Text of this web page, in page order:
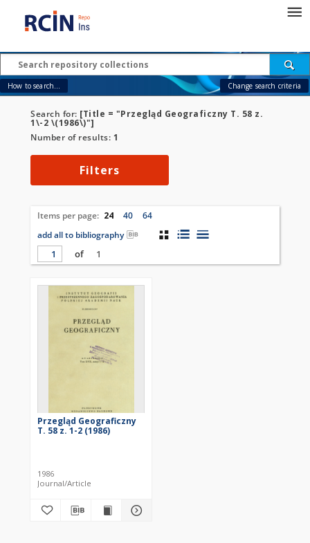
How to search... Change search criteria
Search for: [Title = "Przegląd Geograficzny T. 58 z.
1\-2 \(1986\)"]
Number of results: 1
Filters
Items per page: 24 40
64
add all to bibliography
of
1
Przegląd Geograficzny
T. 58 z. 1-2 (1986)
1986
Journal/Article